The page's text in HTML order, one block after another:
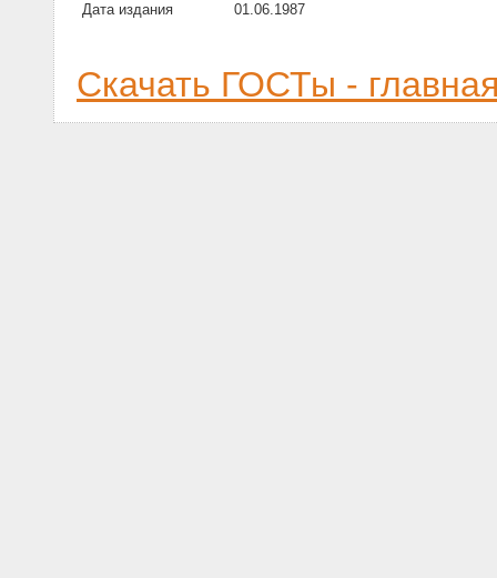
Дата издания
01.06.1987
Скачать ГОСТы -